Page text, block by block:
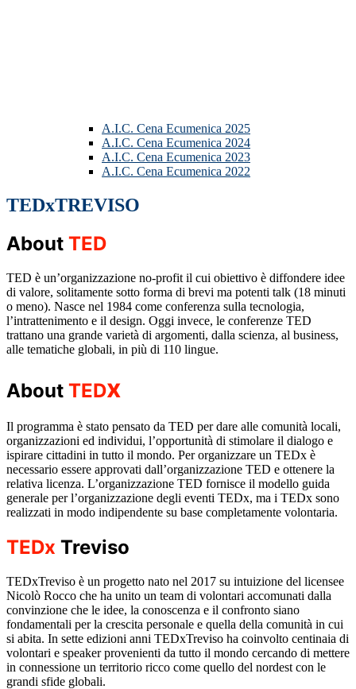
A.I.C. Cena Ecumenica 2025
A.I.C. Cena Ecumenica 2024
A.I.C. Cena Ecumenica 2023
A.I.C. Cena Ecumenica 2022
TEDxTREVISO
About TED
TED è un’organizzazione no-profit il cui obiettivo è diffondere idee
di valore, solitamente sotto forma di brevi ma potenti talk (18 minuti
o meno). Nasce nel 1984 come conferenza sulla tecnologia,
l’intrattenimento e il design. Oggi invece, le conferenze TED
trattano una grande varietà di argomenti, dalla scienza, al business,
alle tematiche globali, in più di 110 lingue.
About TEDx
Il programma è stato pensato da TED per dare alle comunità locali,
organizzazioni ed individui, l’opportunità di stimolare il dialogo e
ispirare cittadini in tutto il mondo. Per organizzare un TEDx è
necessario essere approvati dall’organizzazione TED e ottenere la
relativa licenza. L’organizzazione TED fornisce il modello guida
generale per l’organizzazione degli eventi TEDx, ma i TEDx sono
realizzati in modo indipendente su base completamente volontaria.
TEDx Treviso
TEDxTreviso è un progetto nato nel 2017 su intuizione del licensee
Nicolò Rocco che ha unito un team di volontari accomunati dalla
convinzione che le idee, la conoscenza e il confronto siano
fondamentali per la crescita personale e quella della comunità in cui
si abita. In sette edizioni anni TEDxTreviso ha coinvolto centinaia di
volontari e speaker provenienti da tutto il mondo cercando di mettere
in connessione un territorio ricco come quello del nordest con le
grandi sfide globali.